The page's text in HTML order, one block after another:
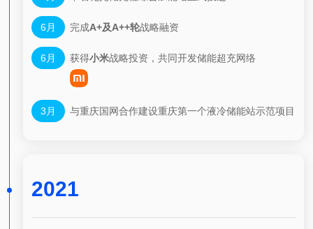
6月 完成A+及A++轮战略融资
6月 获得小米战略投资，共同开发储能超充网络
3月 与重庆国网合作建设重庆第一个液冷储能站示范项目
2021